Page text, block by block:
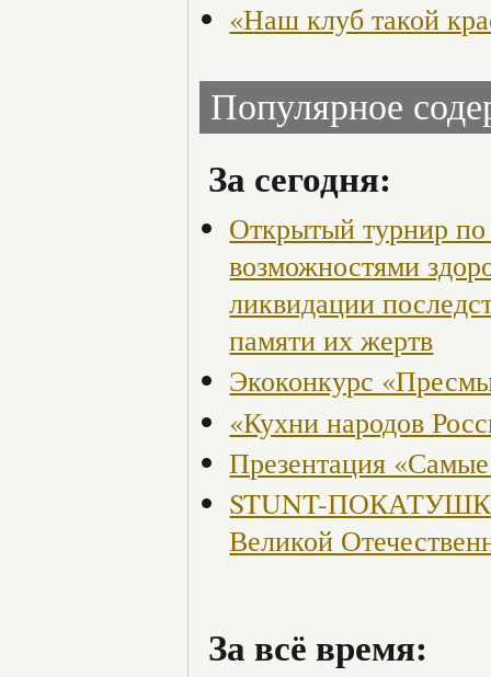
«Наш клуб такой
Популярное
За сегодня:
Открытый турнир
возможностями
ликвидации
памяти их жертв
Экоконкурс
«Кухни народов
Презентация
STUNT-
Великой
За всё время: